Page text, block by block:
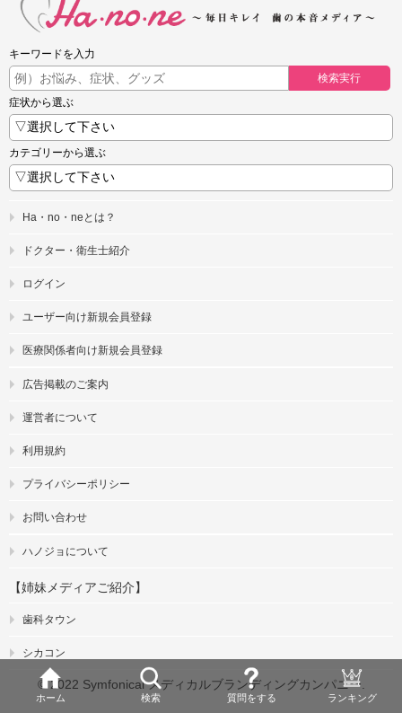
ホーム 検索 質問をする ランキング
キーワードを入力
検索実行
症状から選ぶ
カテゴリーから選ぶ
Ha・no・neとは？
ドクター・衛生士紹介
ログイン
ユーザー向け新規会員登録
医療関係者向け新規会員登録
広告掲載のご案内
運営者について
利用規約
プライバシーポリシー
お問い合わせ
ハノジョについて
【姉妹メディアご紹介】
歯科タウン
シカコン
© 2022 Symfonical メディカルブランディングカンパニー.